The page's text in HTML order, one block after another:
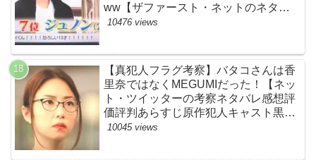
ww【ザファースト・ネットのネタバ
レ感想考察まとめ・スッキリ・
10476 views
【真犯人フラグ考察】バタコさんは香
里奈ではなくMEGUMIだった！【ネッ
ト・ツイッターの考察ネタバレ感想評
価評判あらすじ原作犯人キャスト黒幕
伏線まとめ】
10045 views